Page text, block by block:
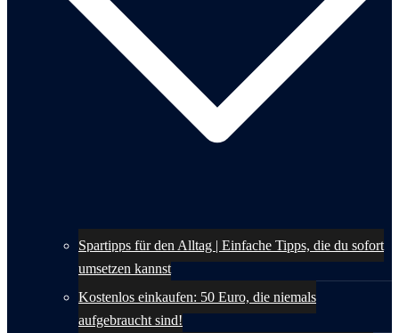
Spartipps für den Alltag | Einfache Tipps, die du sofort
umsetzen kannst
Kostenlos einkaufen: 50 Euro, die niemals
aufgebraucht sind!